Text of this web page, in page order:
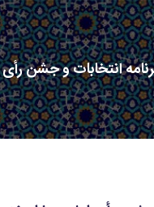
انتخابات و جشن رأی